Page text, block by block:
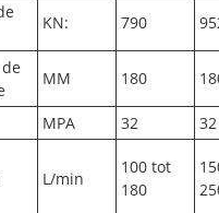
KN: 790
MM 180
MPA 32 32
L/min
100 tot
180